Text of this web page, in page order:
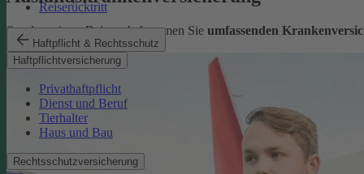
Reiserücktritt
Haftpflicht & Rechtsschutz
Haftpflichtversicherung
Privathaftpflicht
Dienst und Beruf
Tierhalter
Haus und Bau
Rechtsschutzversicherung
Sorglos reisen: Bei uns bekommen Sie umfassenden
Mehr erfahren